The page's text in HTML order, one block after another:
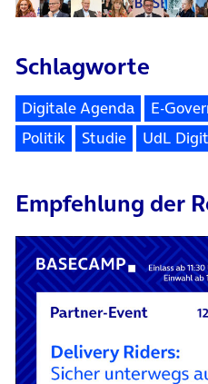
Schlagworte
Digitale Agenda E-
Politik
Studie UdL
Empfehlung der